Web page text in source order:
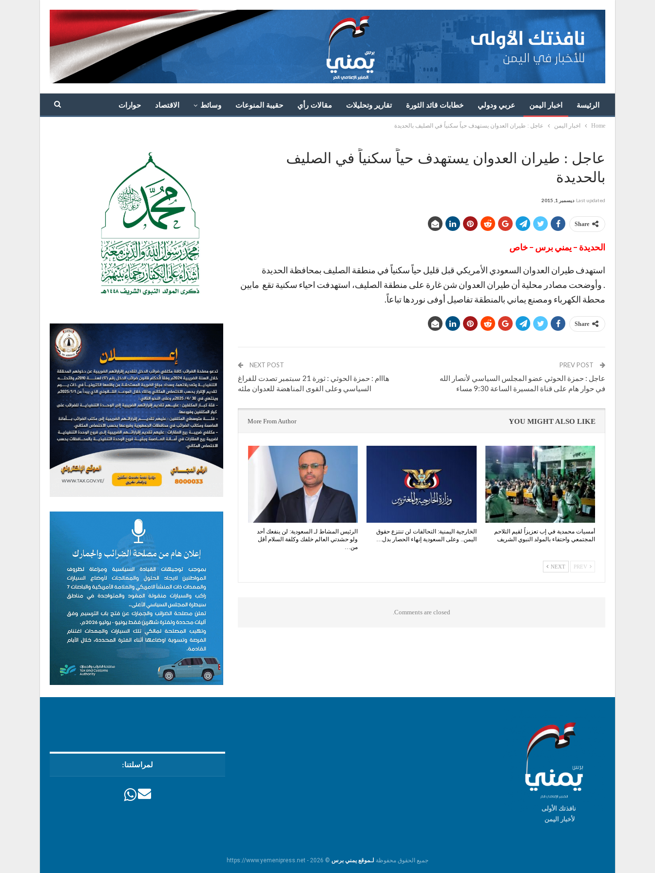
الرئيسة اخبار اليمن عربي ودولي خطابات قائد الثورة تقارير وتحليلات مقالات رأي حقيبة المنوعات وسائط الاقتصاد حوارات
Home اخبار اليمن عاجل : طيران العدوان يستهدف حياً سكنياً في الصليف بالحديدة
عاجل : طيران العدوان يستهدف حياً سكنياً في الصليف
بالحديدة
Last updated ديسمبر 1, 2015
Share
الحديدة – يمني برس – خاص
استهدف طيران العدوان السعودي الأمريكي قبل قليل حياً سكنياً في منطقة الصليف بمحافظة الحديدة
. وأوضحت مصادر محلية أن طيران العدوان شن غارة على منطقة الصليف، استهدفت احياء سكنية تقع مابين
محطة الكهرباء ومصنع يماني بالمنطقة تفاصيل أوفى نوردها تباعاً.
Share
عاجل : حمزة الحوثي عضو المجلس السياسي لأنصار الله
في حوار هام على قناة المسيرة الساعة 9:30 مساء
NEXT POST
هااام : حمزة الحوثي : ثورة 21 سبتمبر تصدت للفراغ
السياسي وعلى القوى المناهضة للعدوان ملئه
YOU MIGHT ALSO LIKE
More From Author
أمسيات محمدية في إب تعزيزاً لقيم التلاحم
المجتمعي واحتفاء بالمولد النبوي الشريف
الخارجية اليمنية: التحالفات لن تنتزع حقوق
اليمن.. وعلى السعودية إنهاء الحصار بدل…
الرئيس المشاط لـ السعودية: لن ينفعك أحد
ولو حشدتي العالم خلفك وكلفة السلام أقل
من…
NEXT
Comments are closed.
نافذتك الأولى
لأخبار اليمن
لمراسلتنا:
جميع الحقوق محفوظة لـموقع يمني برس © https://www.yemenipress.net - 2026